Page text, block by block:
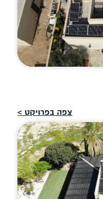
צפה בפרויקט >